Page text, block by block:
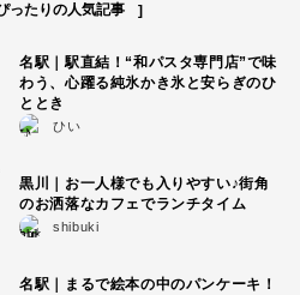
ったりの人気記事
名駅｜駅直結！“和パスタ専門店”で味
わう、心躍る純氷かき氷と安らぎのひ
ととき
ひい
黒川｜お一人様でも入りやすい♪街角
のお洒落なカフェでランチタイム
shibuki
名駅｜まるで絵本の中のパンケーキ！